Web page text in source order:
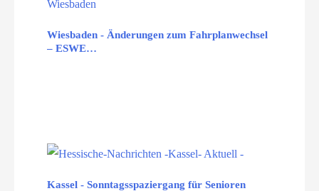
Wiesbaden - Änderungen zum Fahrplanwechsel
– ESWE…
Kassel - Sonntagsspaziergang für Senioren